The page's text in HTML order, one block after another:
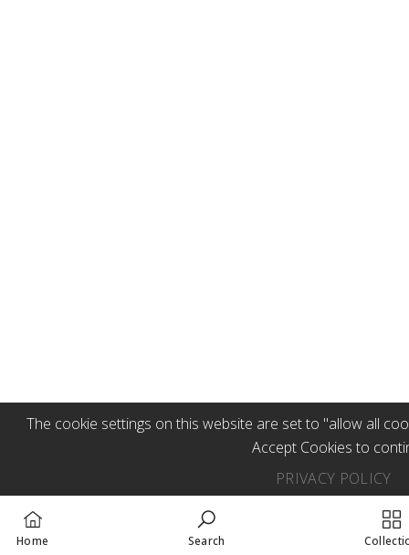
Home Search
The cookie settings on this website are set to "allow all
Accept Cookies to
PRIVACY POLICY